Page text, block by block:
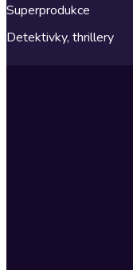
Superprodukce
Detektivky, thrillery